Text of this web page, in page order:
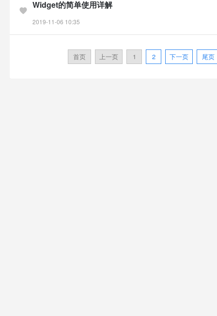
Widget的简单使用详解
2019-11-06 10:35
首页 上一页 1 2 下一页 尾页